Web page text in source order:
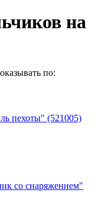
на
по:
пехоты" (521005)
со снаряжением"